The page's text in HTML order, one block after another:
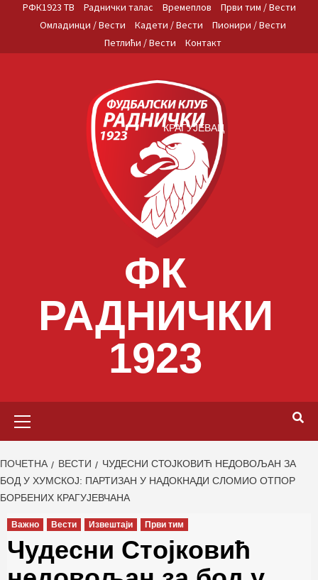
РФК1923 ТВ Раднички талас Времеплов
Први тим / Вести
Омладинци / Вести
Кадети / Вести
Пионири / Вести
Петлићи / Вести
Контакт
ФК
РАДНИЧКИ
1923
КРАГУЈЕВАЦ
ПОЧЕТНА ВЕСТИ
ЧУДЕСНИ СТОЈКОВИЋ НЕДОВОЉАН ЗА
БОД У ХУМСКОЈ: ПАРТИЗАН У НАДОКНАДИ СЛОМИО ОТПОР
БОРБЕНИХ КРАГУЈЕВЧАНА
Важно Вести Извештаји Први тим
Чудесни Стојковић